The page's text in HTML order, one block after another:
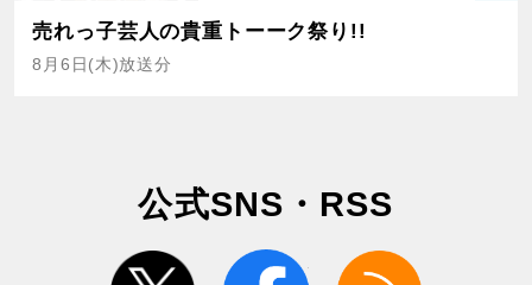
売れっ子芸人の貴重トーーク祭り!!
8月6日(木)放送分
公式SNS・RSS
twitter facebook